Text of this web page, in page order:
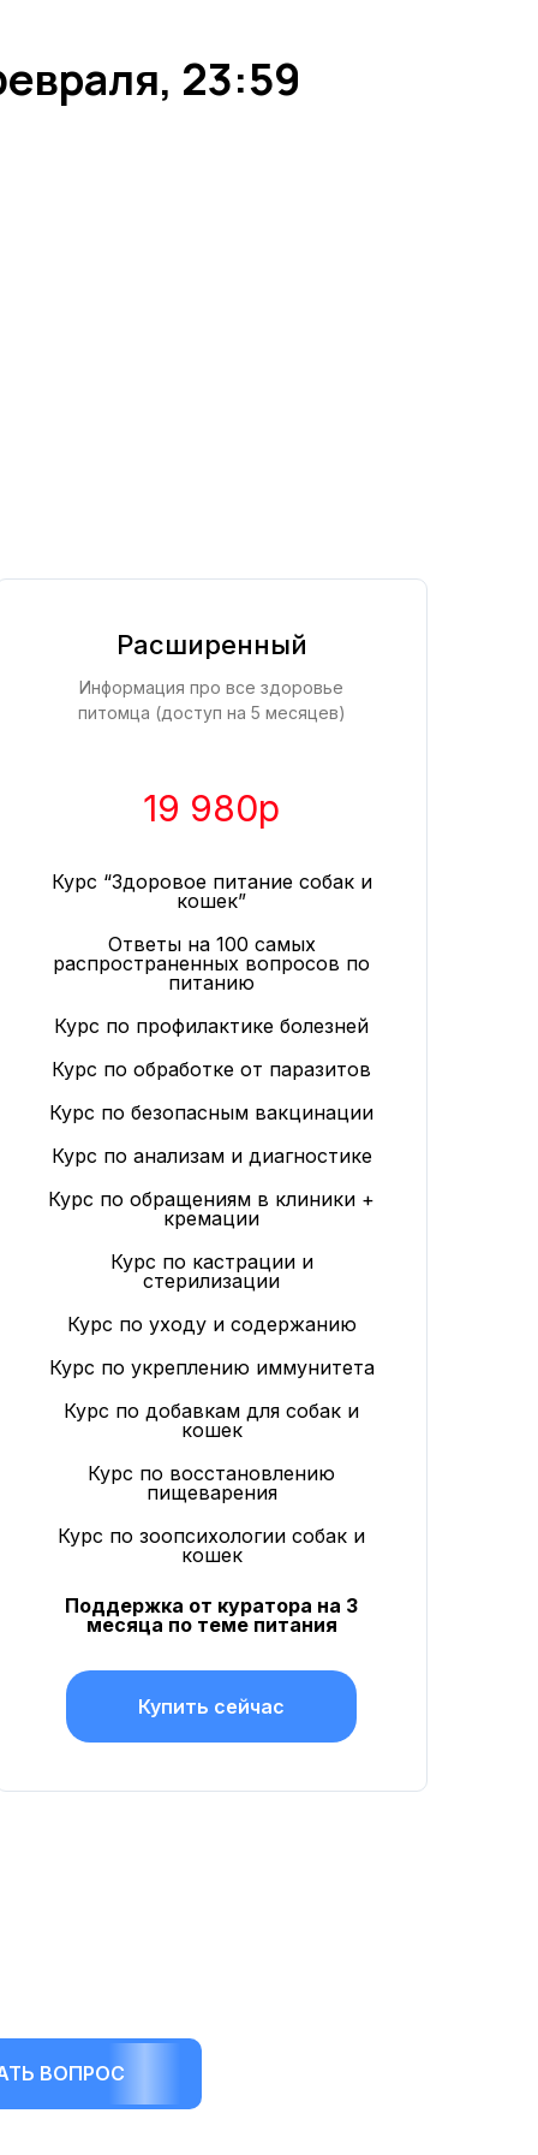
23:59
Расширенный
Информация про все здоровье
питомца (доступ на 5 месяцев)
19 980р
Курс “Здоровое питание собак и
кошек”
Ответы на 100 самых
распространенных вопросов по
питанию
Курс по профилактике болезней
Курс по обработке от паразитов
Курс по безопасным вакцинации
Курс по анализам и диагностике
Курс по обращениям в клиники +
кремации
Курс по кастрации и
стерилизации
Курс по уходу и содержанию
Курс по укреплению иммунитета
Курс по добавкам для собак и
кошек
Курс по восстановлению
пищеварения
Курс по зоопсихологии собак и
кошек
Поддержка от куратора на 3
месяца по теме питания
Купить сейчас
ВОПРОС